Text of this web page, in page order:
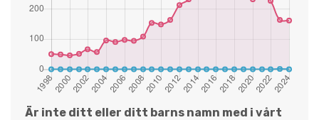
Är inte ditt eller ditt barns namn med i vårt